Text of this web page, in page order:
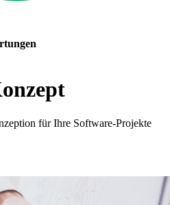
für Ihre Software-Projekte